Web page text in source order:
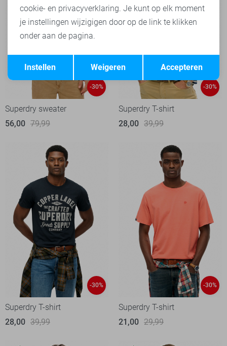
-30%
Superdry sweater
56,00 79,99
-30%
Superdry T-shirt
28,00 39,99
-30%
Superdry T-shirt
28,00 39,99
-30%
Superdry T-shirt
21,00 29,99
Terug Opslaan
cookie- en privacyverklaring. Je kunt op elk moment
je instellingen wijzigigen door op de link te klikken
onder aan de pagina.
Accepteren
Weigeren
Instellen